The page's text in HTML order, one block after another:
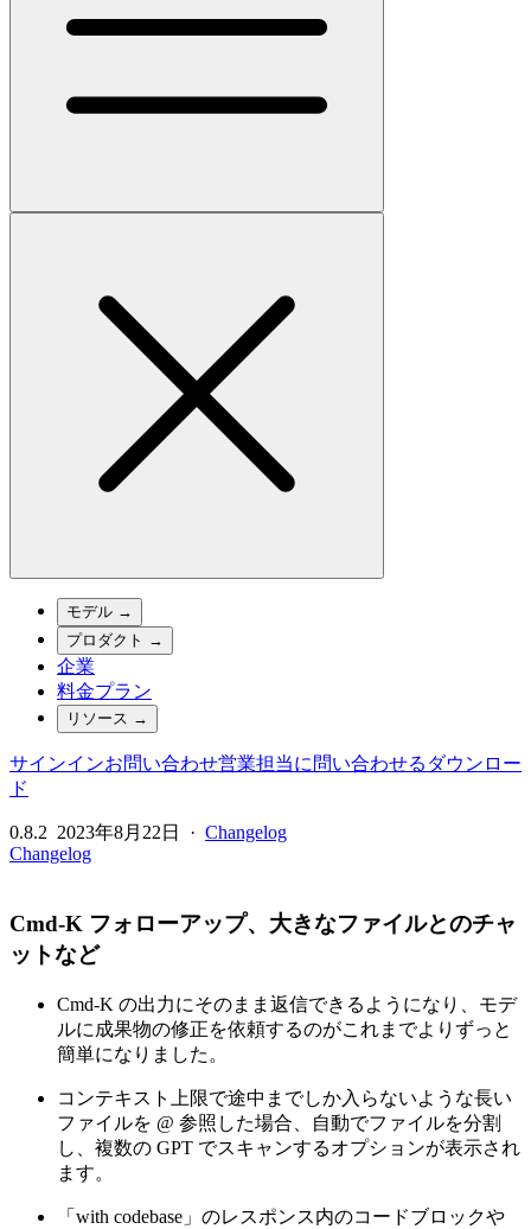
モデル →
プロダクト →
企業
料金プラン
リソース →
サインインお問い合わせ営業担当に問い合わせる ダウンロー
ド
0.8.2 2023年8月22日 · Changelog
Changelog
Cmd-K フォローアップ、大きなファイルとのチャ
ットなど
Cmd-K の出力にそのまま返信できるようになり、モデ
ルに成果物の修正を依頼するのがこれまでよりずっと
簡単になりました。
コンテキスト上限で途中までしか入らないような長い
ファイルを @ 参照した場合、自動でファイルを分割
し、複数の GPT でスキャンするオプションが表示され
ます。
「with codebase」のレスポンス内のコードブロックや